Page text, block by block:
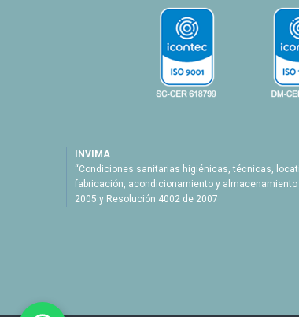
INVIMA
“Condiciones sanitarias higiénicas, técnicas,
fabricación, acondicionamiento y
2005 y Resolución 4002 de 2007